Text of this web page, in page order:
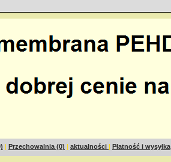
| Przechowalnia (0) | aktualności | Płatność i wysyłka